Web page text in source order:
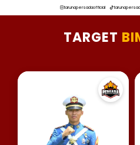
tarunapersadaofficial
TARGET